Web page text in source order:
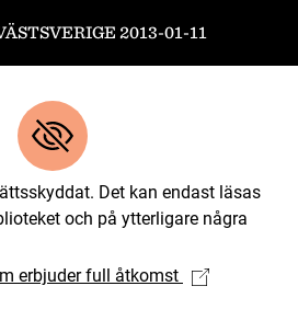
2013-01-11
Det kan endast läsas
och på ytterligare några
erbjuder full åtkomst